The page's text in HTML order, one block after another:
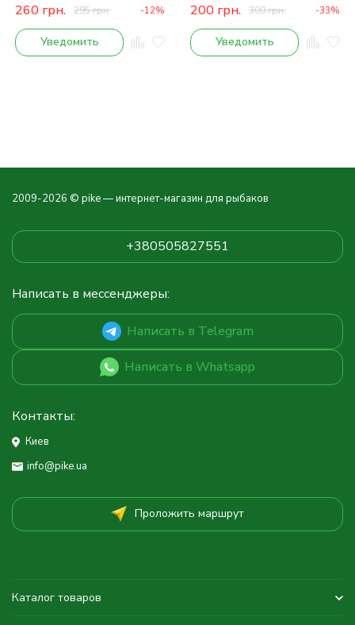
260 грн. 295грн. -12%
Уведомить
200 грн. 300грн. -33%
Уведомить
2009-2026 © pike — интернет-магазин для рыбаков
+380505827551
Написать в мессенджеры:
Написать в Telegram
Написать в Whatsapp
Контакты:
Киев
info@pike.ua
Проложить маршрут
Каталог товаров